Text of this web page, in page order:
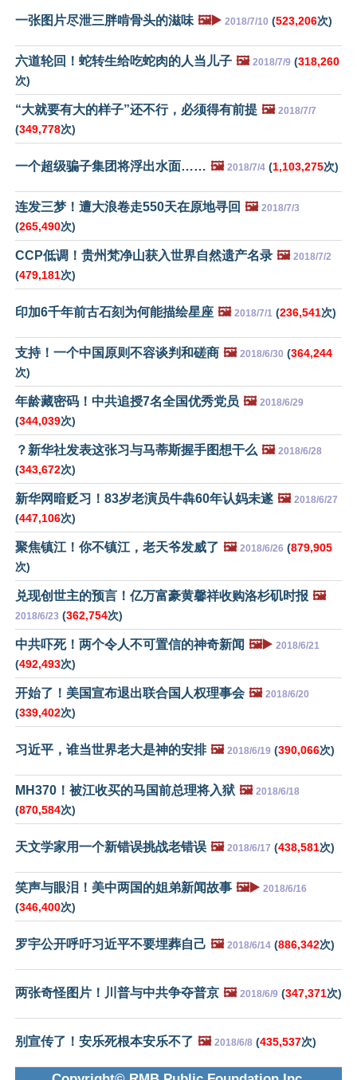
一张图片尽泄三胖啃骨头的滋味 🖼️▶️ 2018/7/10 (523,206次)
六道轮回！蛇转生给吃蛇肉的人当儿子 🖼️ 2018/7/9 (318,260
次)
“大就要有大的样子”还不行，必须得有前提 🖼️ 2018/7/7
(349,778次)
一个超级骗子集团将浮出水面…… 🖼️ 2018/7/4 (1,103,275次)
连发三梦！遭大浪卷走550天在原地寻回 🖼️ 2018/7/3
(265,490次)
CCP低调！贵州梵净山获入世界自然遗产名录 🖼️ 2018/7/2
(479,181次)
印加6千年前古石刻为何能描绘星座 🖼️ 2018/7/1 (236,541次)
支持！一个中国原则不容谈判和磋商 🖼️ 2018/6/30 (364,244
次)
年龄藏密码！中共追授7名全国优秀党员 🖼️ 2018/6/29
(344,039次)
？新华社发表这张习与马蒂斯握手图想干么 🖼️ 2018/6/28
(343,672次)
新华网暗贬习！83岁老演员牛犇60年认妈未遂 🖼️ 2018/6/27
(447,106次)
聚焦镇江！你不镇江，老天爷发威了 🖼️ 2018/6/26 (879,905
次)
兑现创世主的预言！亿万富豪黄馨祥收购洛杉矶时报 🖼️
2018/6/23 (362,754次)
中共吓死！两个令人不可置信的神奇新闻 🖼️▶️ 2018/6/21
(492,493次)
开始了！美国宣布退出联合国人权理事会 🖼️ 2018/6/20
(339,402次)
习近平，谁当世界老大是神的安排 🖼️ 2018/6/19 (390,066次)
MH370！被江收买的马国前总理将入狱 🖼️ 2018/6/18
(870,584次)
天文学家用一个新错误挑战老错误 🖼️ 2018/6/17 (438,581次)
笑声与眼泪！美中两国的姐弟新闻故事 🖼️▶️ 2018/6/16
(346,400次)
罗宇公开呼吁习近平不要埋葬自己 🖼️ 2018/6/14 (886,342次)
两张奇怪图片！川普与中共争夺普京 🖼️ 2018/6/9 (347,371次)
别宣传了！安乐死根本安乐不了 🖼️ 2018/6/8 (435,537次)